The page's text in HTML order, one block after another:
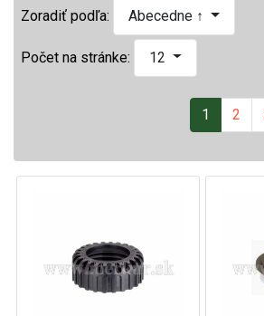
Zoradiť podľa: Abecedne ↑
Počet na stránke: 12
1 2